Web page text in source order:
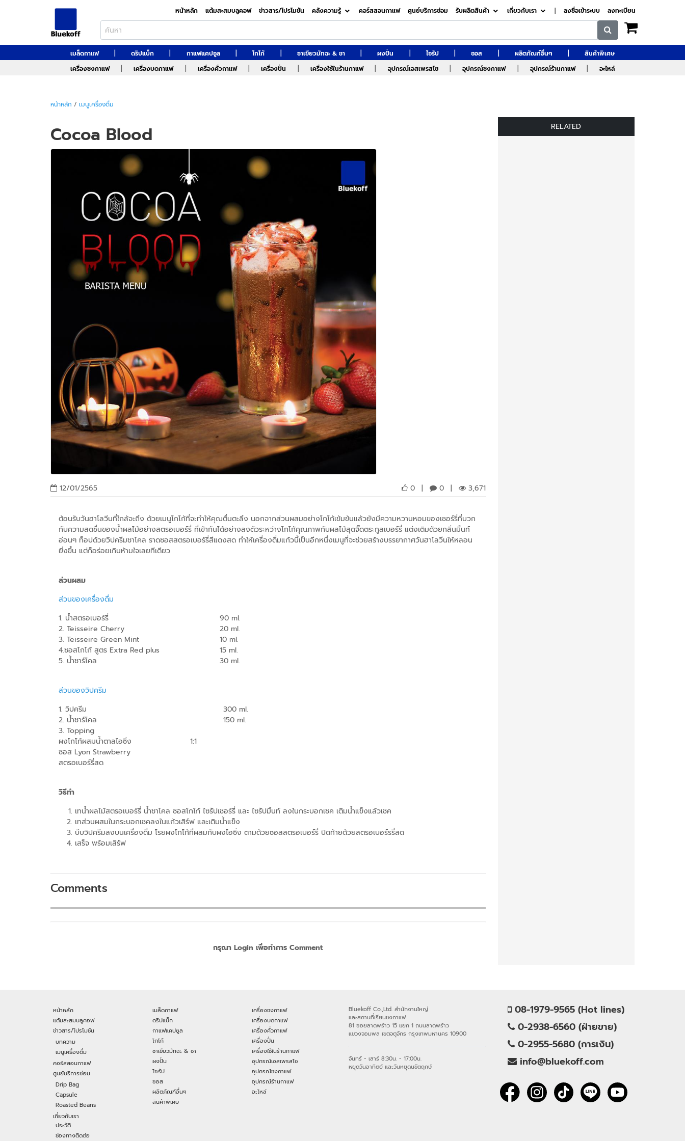
หน้าหลัก แต้มสะสมบลูคอฟ ข่าวสาร/โปรโมชัน คลังความรู้ คอร์สสอนกาแฟ ศูนย์บริการซ่อม รับผลิตสินค้า เกี่ยวกับเรา | ลงชื่อเข้าระบบ ลงทะเบียน
เมล็ดกาแฟ | ดริปแบ็ก | กาแฟแคปซูล | โกโก้ | ชาเขียวมัทฉะ & ชา | ผงปั่น | ไซรัป | ซอส | ผลิตภัณฑ์อื่นๆ |
สินค้าพิเศษ
เครื่องชงกาแฟ
| เครื่องบดกาแฟ | เครื่องคั่วกาแฟ | เครื่องปั่น | เครื่องใช้ในร้านกาแฟ | อุปกรณ์เอสเพรสโซ | อุปกรณ์ชงกาแฟ | อุปกรณ์ร้านกาแฟ | อะไหล่
หน้าหลัก / เมนูเครื่องดื่ม
Cocoa Blood
12/01/2565 0 | 0 | 3,671
ต้อนรับวันฮาโลวีนที่ใกล้จะถึง ด้วยเมนูโกโก้ที่จะทำให้คุณตื่นตะลึง นอกจากส่วนผสมอย่างโกโก้เข้มข้นแล้วยังมีความหวานหอมของเชอร์รี่ที่บวก
กับความสดชื่นของน้ำผลไม้อย่างสตรอเบอร์รี่ ที่เข้ากันได้อย่างลงตัวระหว่างโกโก้คุณภาพกับผลไม้สุดจิ๊ดตระกูลเบอร์รี่ แต่งเติมด้วยกลิ่นมิ้นท์
อ่อนๆ ท็อปด้วยวิปครีมชาโคล ราดซอสสตรอเบอร์รี่สีแดงสด ทำให้เครื่องดื่มแก้วนี้เป็นอีกหนึ่งเมนูที่จะช่วยสร้างบรรยากาศวันฮาโลวีนให้หลอน
ยิ่งขึ้น แต่ก็อร่อยเกินห้ามใจเลยทีเดียว
ส่วนผสม
ส่วนของเครื่องดื่ม
1. น้ำสตรอเบอร์รี่
90 ml.
2. Teisseire Cherry
20 ml.
3. Teisseire Green Mint
10 ml.
4.ซอสโกโก้ สูตร Extra Red plus
15 ml.
5. น้ำชาร์โคล
30 ml.
ส่วนของวิปครีม
1. วิปครีม
300 ml.
2. น้ำชาร์โคล
150 ml.
3. Topping
ผงโกโก้ผสมน้ำตาลไอซิ่ง 1:1
ซอส Lyon Strawberry
สตรอเบอร์รี่สด
วิธีทำ
เทน้ำผลไม้สตรอเบอร์รี่ น้ำชาโคล ซอสโกโก้ ไซรัปเชอร์รี่ และ ไซรัปมิ้นท์ ลงในกระบอกเชค เติมน้ำแข็งแล้วเชค
เทส่วนผสมในกระบอกเชคลงในแก้วเสิร์ฟ และเติมน้ำแข็ง
บีบวิปครีมลงบนเครื่องดื่ม โรยผงโกโก้ที่ผสมกับผงไอซิ่ง ตามด้วยซอสสตรอเบอร์รี่ ปิดท้ายด้วยสตรอเบอร์รรี่สด
เสร็จ พร้อมเสิร์ฟ
Comments
กรุณา Login เพื่อทำการ Comment
RELATED
หน้าหลัก
แต้มสะสมบลูคอฟ
ข่าวสาร/โปรโมชัน
บทความ
เมนูเครื่องดื่ม
คอร์สสอนกาแฟ
ศูนย์บริการซ่อม
Drip Bag
Capsule
Roasted Beans
เกี่ยวกับเรา
ประวัติ
ช่องทางติดต่อ
เมล็ดกาแฟ
ดริปแบ็ก
กาแฟแคปซูล
โกโก้
ชาเขียวมัทฉะ & ชา
ผงปั่น
ไซรัป
ซอส
ผลิตภัณฑ์อื่นๆ
สินค้าพิเศษ
เครื่องชงกาแฟ
เครื่องบดกาแฟ
เครื่องคั่วกาแฟ
เครื่องปั่น
เครื่องใช้ในร้านกาแฟ
อุปกรณ์เอสเพรสโซ
อุปกรณ์ชงกาแฟ
อุปกรณ์ร้านกาแฟ
อะไหล่
Bluekoff Co.,Ltd. สำนักงานใหญ่
และสถานที่เรียนชงกาแฟ
81 ซอยลาดพร้าว 15 แยก 1 ถนนลาดพร้าว
แขวงจอมพล เขตจตุจักร กรุงเทพมหานคร 10900
จันทร์ - เสาร์ 8:30น. - 17:00น.
หยุดวันอาทิตย์ และวันหยุดนขัตฤกษ์
08-1979-9565 (Hot lines)
0-2938-6560 (ฝ่ายขาย)
0-2955-5680 (การเงิน)
info@bluekoff.com